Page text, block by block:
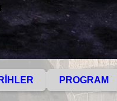
PROGRAM